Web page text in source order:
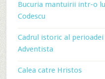
Bucuria mantuirii intr-o
Codescu
Cadrul istoric al
Adventista
Calea catre Hristos